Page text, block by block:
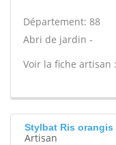
Département: 88
Abri de jardin -
Voir la fiche artisan :
Stylbat Ris orangis
Artisan